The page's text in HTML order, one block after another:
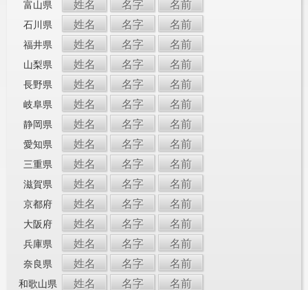
富山県 姓名 名字 名前
石川県 姓名 名字 名前
福井県 姓名 名字 名前
山梨県 姓名 名字 名前
長野県 姓名 名字 名前
岐阜県 姓名 名字 名前
静岡県 姓名 名字 名前
愛知県 姓名 名字 名前
三重県 姓名 名字 名前
滋賀県 姓名 名字 名前
京都府 姓名 名字 名前
大阪府 姓名 名字 名前
兵庫県 姓名 名字 名前
奈良県 姓名 名字 名前
和歌山県 姓名 名字 名前